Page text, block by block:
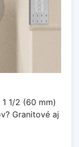
1/2 (60 mm)
Granitové aj